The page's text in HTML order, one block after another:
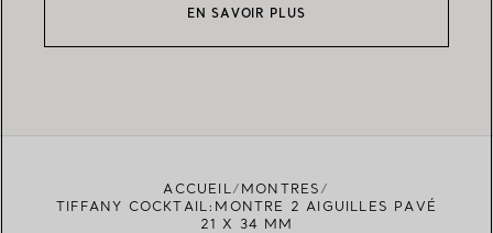
EN SAVOIR PLUS
ACCUEIL
MONTRES
TIFFANY COCKTAIL:MONTRE 2 AIGUILLES PAVÉ
21 X 34 MM